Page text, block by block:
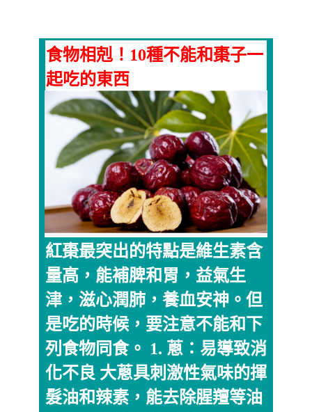
食物相剋！10種不能和棗子一
起吃的東西
紅棗最突出的特點是維生素含
量高，能補脾和胃，益氣生
津，滋心潤肺，養血安神。但
是吃的時候，要注意不能和下
列食物同食。 1. 蔥：易導致消
化不良 大蔥具刺激性氣味的揮
髮油和辣素，能去除腥羶等油